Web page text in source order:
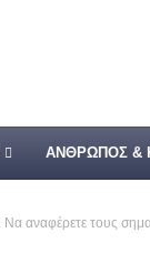
ΑΝΘΡΩΠΟΣ &
Να αναφέρετε τους